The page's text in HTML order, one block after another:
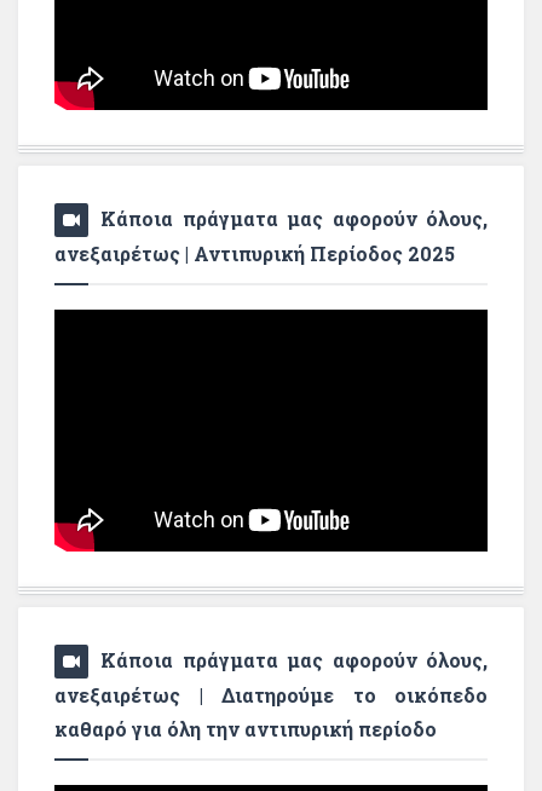
Κάποια πράγματα μας αφορούν όλους,
ανεξαιρέτως | Αντιπυρική Περίοδος 2025
Κάποια πράγματα μας αφορούν όλους,
ανεξαιρέτως | Διατηρούμε το οικόπεδο
καθαρό για όλη την αντιπυρική περίοδο